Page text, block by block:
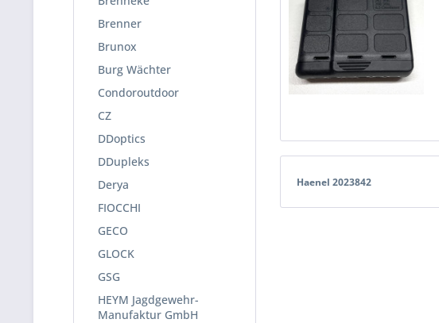
Brenner
Brunox
Burg Wächter
Condoroutdoor
CZ
DDoptics
DDupleks
Derya
FIOCCHI
GECO
GLOCK
GSG
HEYM Jagdgewehr-
Manufaktur GmbH
Haenel 2023842